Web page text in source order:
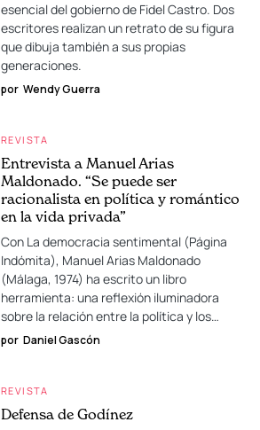
esencial del gobierno de Fidel Castro. Dos
escritores realizan un retrato de su figura
que dibuja también a sus propias
generaciones.
por Wendy Guerra
REVISTA
Entrevista a Manuel Arias
Maldonado. “Se puede ser
racionalista en política y romántico
en la vida privada”
Con La democracia sentimental (Página
Indómita), Manuel Arias Maldonado
(Málaga, 1974) ha escrito un libro
herramienta: una reflexión iluminadora
sobre la relación entre la política y los…
por Daniel Gascón
REVISTA
Defensa de Godínez